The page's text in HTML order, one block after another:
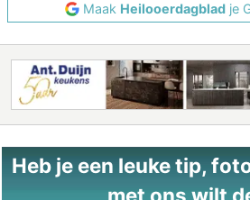
Maak Heilooerdagblad je
Heb je een leuke tip,